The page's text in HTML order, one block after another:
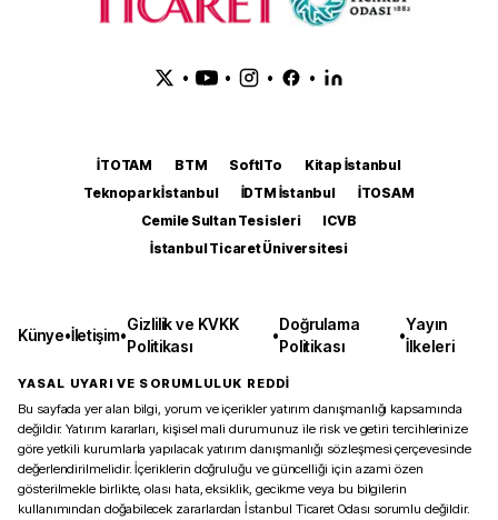
• • • •
İTOTAM BTM SoftITo
Kitap İstanbul
Teknopark İstanbul
İDTM İstanbul
İTOSAM
Cemile Sultan Tesisleri
ICVB
İstanbul Ticaret Üniversitesi
Künye•İletişim•
Gizlilik ve KVKK
Politikası
•
Doğrulama
Politikası
•
Yayın
İlkeleri
YASAL UYARI VE SORUMLULUK REDDİ
Bu sayfada yer alan bilgi, yorum ve içerikler yatırım danışmanlığı kapsamında
değildir. Yatırım kararları, kişisel mali durumunuz ile risk ve getiri tercihlerinize
göre yetkili kurumlarla yapılacak yatırım danışmanlığı sözleşmesi çerçevesinde
değerlendirilmelidir. İçeriklerin doğruluğu ve güncelliği için azami özen
gösterilmekle birlikte, olası hata, eksiklik, gecikme veya bu bilgilerin
kullanımından doğabilecek zararlardan İstanbul Ticaret Odası sorumlu değildir.